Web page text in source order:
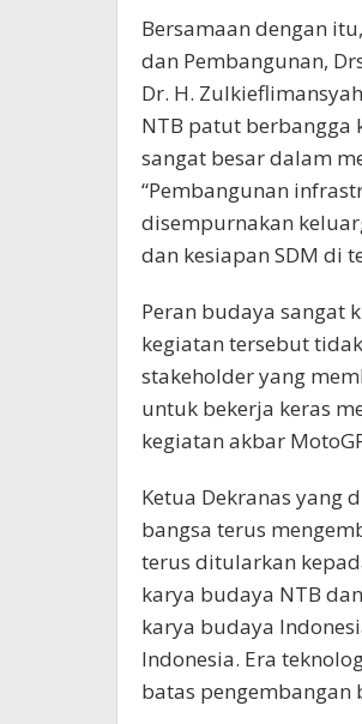
Bersamaan dengan
dan Pembangunan,
Dr. H.
NTB patut berbangga
sangat besar dalam
“Pembangunan
disempurnakan
dan kesiapan SDM di
Peran budaya sangat
kegiatan tersebut
stakeholder yang
untuk bekerja keras
kegiatan akbar
Ketua Dekranas yang
bangsa terus
terus ditularkan
karya budaya NTB
karya budaya
Indonesia. Era
batas pengembangan